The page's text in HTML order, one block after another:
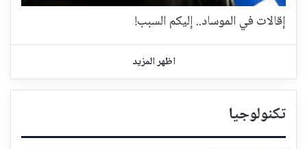
إقالات في الموساد.. إليكم السبب!
اظهر المزيد
تكنولوجيا